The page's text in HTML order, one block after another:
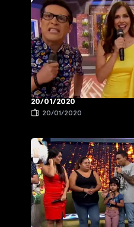
20/01/2020
20/01/2020